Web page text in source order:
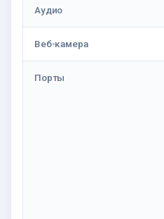
Аудио
Веб-камера
Порты